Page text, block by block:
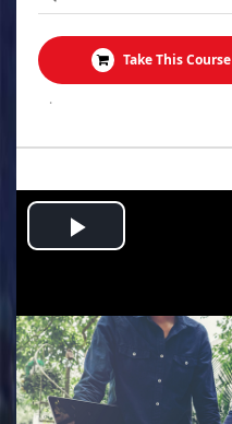
Take This Course
.
Play